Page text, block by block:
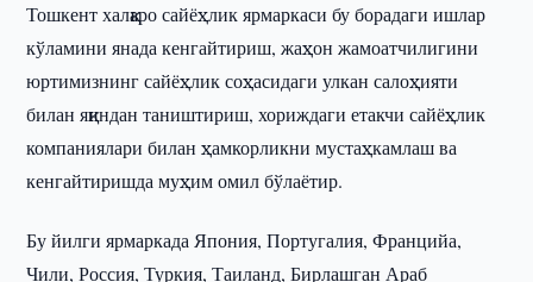
Тошкент халқаро сайёҳлик ярмаркаси бу борадаги ишлар
кўламини янада кенгайтириш, жаҳон жамоатчилигини
юртимизнинг сайёҳлик соҳасидаги улкан салоҳияти
билан яқиндан таништириш, хориждаги етакчи сайёҳлик
компаниялари билан ҳамкорликни мустаҳкамлаш ва
кенгайтиришда муҳим омил бўлаётир.
Бу йилги ярмаркада Япония, Португалия, Францийа,
Чили, Россия, Туркия, Таиланд, Бирлашган Араб